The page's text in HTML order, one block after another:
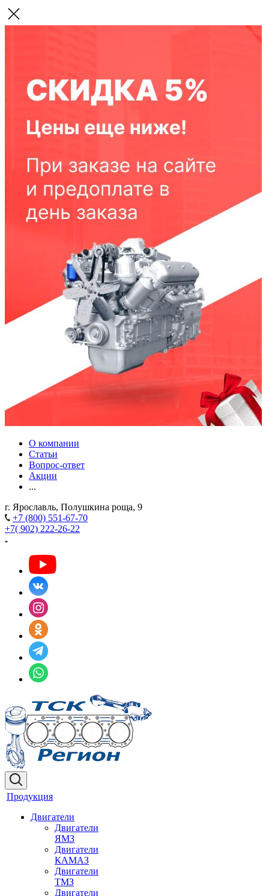
О компании
Статьи
Вопрос-ответ
Акции
...
г. Ярославль, Полушкина роща, 9
+7 (800) 551-67-70
+7( 902) 222-26-22
Продукция
Двигатели
Двигатели
ЯМЗ
Двигатели
КАМАЗ
Двигатели
ТМЗ
Двигатели